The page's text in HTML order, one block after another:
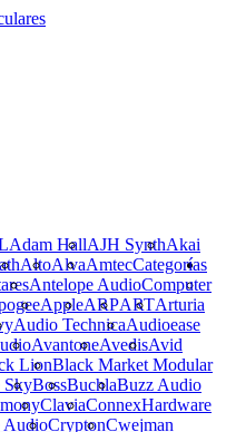
Adam HallAJH SynthAkai
AltoAlvaAmtec
Antelope Audio
AppleARPARTArturia
Audio TechnicaAudioease
AvantoneAvedisAvid
LionBlack Market Modular
SkyBossBuchlaBuzz Audio
ClaviaConnex
AudioCryptonCwejman
Categorías
Computer
Hardware